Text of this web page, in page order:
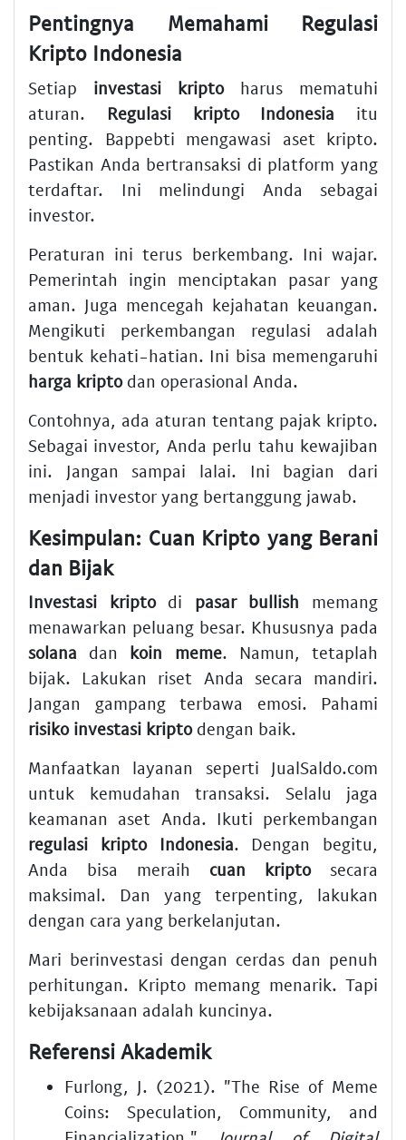
Pentingnya Memahami Regulasi
Kripto Indonesia
Setiap investasi kriptoharus mematuhi
aturan. Regulasi kripto Indonesia itu
penting. Bappebti mengawasi aset kripto.
Pastikan Anda bertransaksi di platform yang
terdaftar. Ini melindungi Anda sebagai
investor.
Peraturan ini terus berkembang. Ini wajar.
Pemerintah ingin menciptakan pasar yang
aman. Juga mencegah kejahatan keuangan.
Mengikuti perkembangan regulasi adalah
bentuk kehati-hatian. Ini bisa memengaruhi
harga kriptodan operasional Anda.
Contohnya, ada aturan tentang pajak kripto.
Sebagai investor, Anda perlu tahu kewajiban
ini. Jangan sampai lalai. Ini bagian dari
menjadi investor yang bertanggung jawab.
Kesimpulan: Cuan Kripto yang Berani
dan Bijak
Investasi kriptodi pasar bullish memang
menawarkan peluang besar. Khususnya pada
solana dan koin meme. Namun, tetaplah
bijak. Lakukan riset Anda secara mandiri.
Jangan gampang terbawa emosi. Pahami
risiko investasi kriptodengan baik.
Manfaatkan layanan seperti JualSaldo.com
untuk kemudahan transaksi. Selalu jaga
keamanan aset Anda. Ikuti perkembangan
regulasi kripto Indonesia. Dengan begitu,
Anda bisa meraih cuan kriptosecara
maksimal. Dan yang terpenting, lakukan
dengan cara yang berkelanjutan.
Mari berinvestasi dengan cerdas dan penuh
perhitungan. Kripto memang menarik. Tapi
kebijaksanaan adalah kuncinya.
Referensi Akademik
Furlong, J. (2021). "The Rise of Meme
Coins: Speculation, Community, and